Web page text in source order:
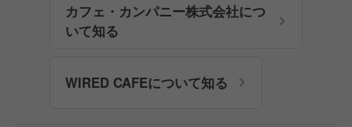
カフェ・カンパニー株式会社につ
いて知る
WIRED CAFEについて知る